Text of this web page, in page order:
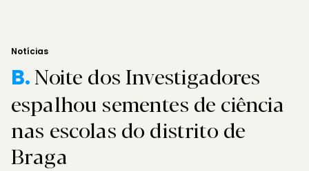
Notícias
B.Noite dos Investigadores
espalhou sementes de ciência
nas escolas do distrito de
Braga